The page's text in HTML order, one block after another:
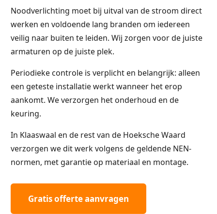
Noodverlichting moet bij uitval van de stroom direct
werken en voldoende lang branden om iedereen
veilig naar buiten te leiden. Wij zorgen voor de juiste
armaturen op de juiste plek.
Periodieke controle is verplicht en belangrijk: alleen
een geteste installatie werkt wanneer het erop
aankomt. We verzorgen het onderhoud en de
keuring.
In Klaaswaal en de rest van de Hoeksche Waard
verzorgen we dit werk volgens de geldende NEN-
normen, met garantie op materiaal en montage.
Gratis offerte aanvragen